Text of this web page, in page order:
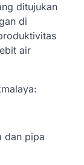
ditujukan
di
air
dan pipa